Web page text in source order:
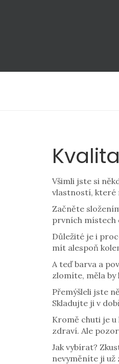
Všimli jste si
vlastností, které
Začněte
prvních místech
Důležité je i
mít alespoň
A teď barva a
zlomíte, měla by
Přemýšleli jste
Skladujte ji v
Kromě chuti je
zdraví. Ale
Jak vybírat?
nevyměníte ji už